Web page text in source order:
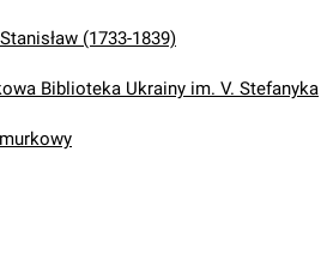
(1733-1839)
Biblioteka Ukrainy im. V. Stefanyka